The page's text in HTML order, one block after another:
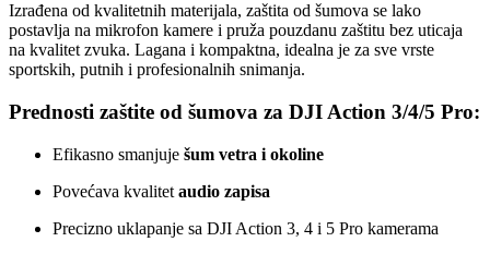
Izrađena od kvalitetnih materijala, zaštita od šumova se lako
postavlja na mikrofon kamere i pruža pouzdanu zaštitu bez uticaja
na kvalitet zvuka. Lagana i kompaktna, idealna je za sve vrste
sportskih, putnih i profesionalnih snimanja.
Prednosti zaštite od šumova za DJI Action 3/4/5 Pro:
Efikasno smanjuje šum vetra i okoline
Povećava kvalitet audio zapisa
Precizno uklapanje sa DJI Action 3, 4 i 5 Pro kamerama